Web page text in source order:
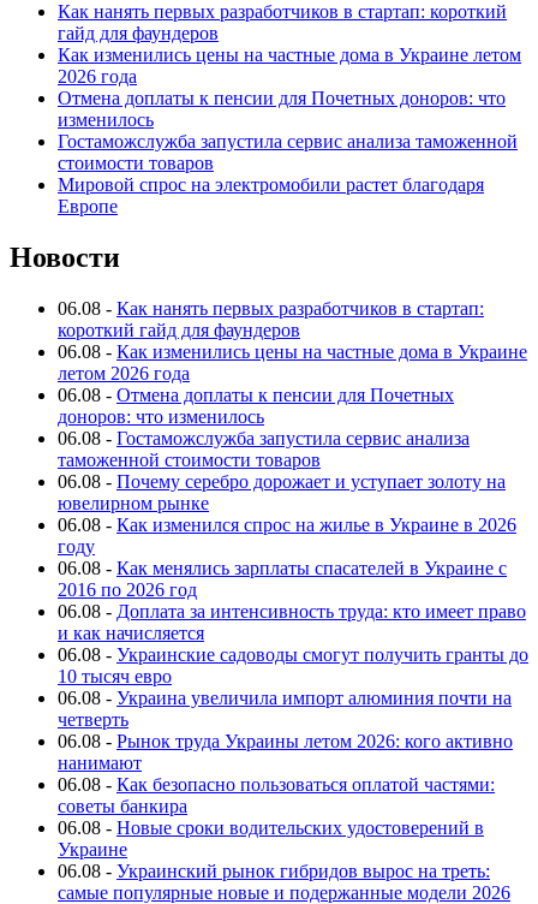
Как нанять первых разработчиков в стартап: короткий
гайд для фаундеров
Как изменились цены на частные дома в Украине летом
2026 года
Отмена доплаты к пенсии для Почетных доноров: что
изменилось
Гостаможслужба запустила сервис анализа таможенной
стоимости товаров
Мировой спрос на электромобили растет благодаря
Европе
Новости
06.08 - Как нанять первых разработчиков в стартап:
короткий гайд для фаундеров
06.08 - Как изменились цены на частные дома в Украине
летом 2026 года
06.08 - Отмена доплаты к пенсии для Почетных
доноров: что изменилось
06.08 - Гостаможслужба запустила сервис анализа
таможенной стоимости товаров
06.08 - Почему серебро дорожает и уступает золоту на
ювелирном рынке
06.08 - Как изменился спрос на жилье в Украине в 2026
году
06.08 - Как менялись зарплаты спасателей в Украине с
2016 по 2026 год
06.08 - Доплата за интенсивность труда: кто имеет право
и как начисляется
06.08 - Украинские садоводы смогут получить гранты до
10 тысяч евро
06.08 - Украина увеличила импорт алюминия почти на
четверть
06.08 - Рынок труда Украины летом 2026: кого активно
нанимают
06.08 - Как безопасно пользоваться оплатой частями:
советы банкира
06.08 - Новые сроки водительских удостоверений в
Украине
06.08 - Украинский рынок гибридов вырос на треть:
самые популярные новые и подержанные модели 2026